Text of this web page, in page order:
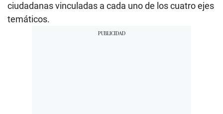
ciudadanas vinculadas a cada uno de los cuatro ejes
temáticos.